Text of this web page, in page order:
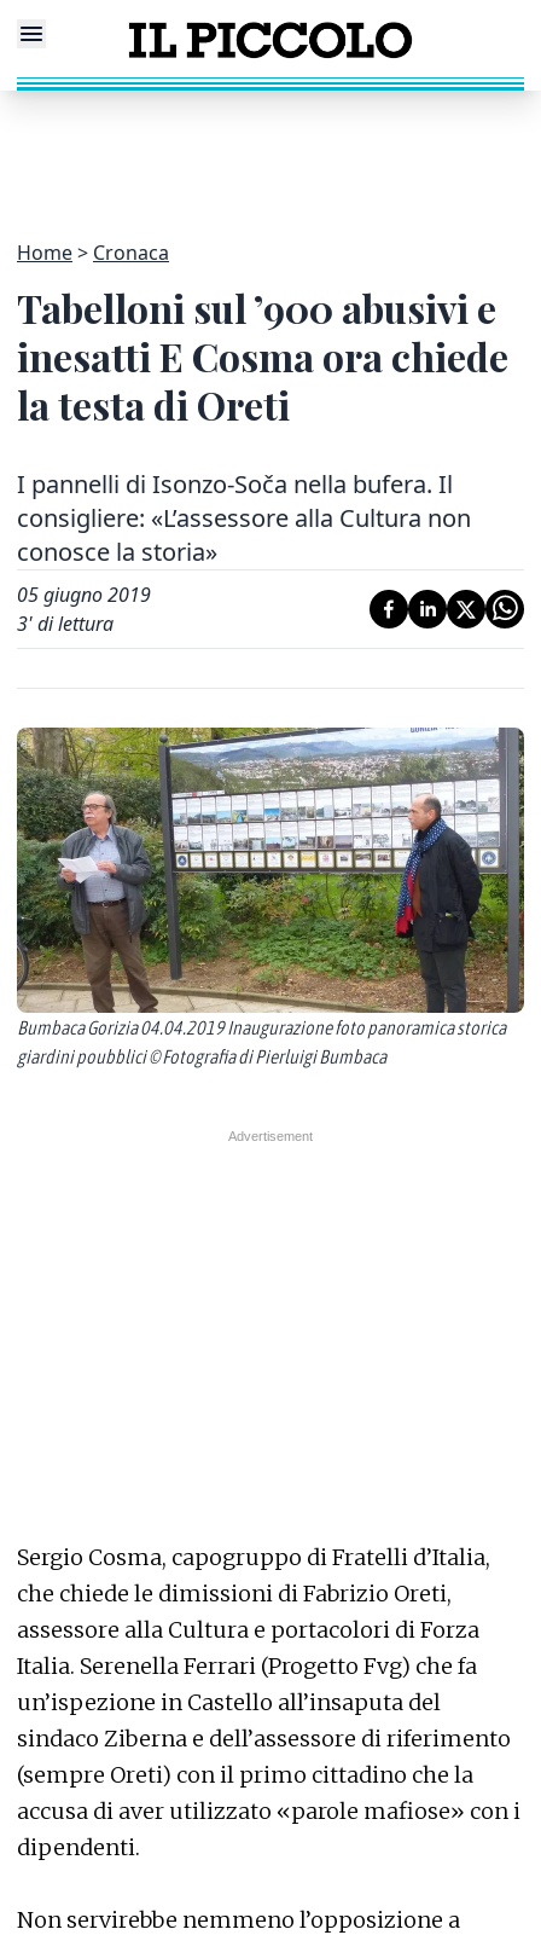
Home Cronaca
Tabelloni sul ’900 abusivi e
inesatti E Cosma ora chiede
la testa di Oreti
I pannelli di Isonzo-Soča nella bufera. Il
consigliere: «L’assessore alla Cultura non
conosce la storia»
05 giugno 2019
3' di lettura
Bumbaca Gorizia 04.04.2019 Inaugurazione foto panoramica storica
giardini poubblici © Fotografia di Pierluigi Bumbaca
Sergio Cosma, capogruppo di Fratelli d’Italia,
che chiede le dimissioni di Fabrizio Oreti,
assessore alla Cultura e portacolori di Forza
Italia. Serenella Ferrari (Progetto Fvg) che fa
un’ispezione in Castello all’insaputa del
sindaco Ziberna e dell’assessore di riferimento
(sempre Oreti) con il primo cittadino che la
accusa di aver utilizzato «parole mafiose» con i
dipendenti.
Non servirebbe nemmeno l’opposizione a